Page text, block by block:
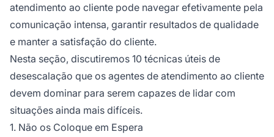
atendimento ao cliente pode navegar efetivamente pela
comunicação intensa, garantir resultados de qualidade
e manter a satisfação do cliente.
Nesta seção, discutiremos 10 técnicas úteis de
desescalação que os agentes de atendimento ao cliente
devem dominar para serem capazes de lidar com
situações ainda mais difíceis.
1. Não os Coloque em Espera